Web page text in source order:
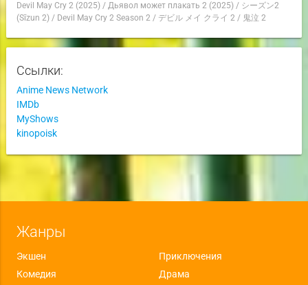
Devil May Cry 2 (2025)/ Дьявол может плакать 2 (2025)/ シーズン2
(Sīzun 2)/ Devil May Cry 2 Season 2/ デビル メイ クライ 2/ 鬼泣 2
Ссылки:
Anime News Network
IMDb
MyShows
kinopoisk
Жанры
Экшен
Приключения
Комедия
Драма